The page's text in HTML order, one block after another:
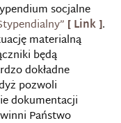
socjalne
.
materialną
będą
dokładne
pozwoli
dokumentacji
Państwo